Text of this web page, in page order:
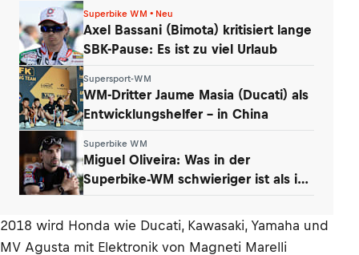
Superbike WM • Neu
Axel Bassani (Bimota) kritisiert lange
SBK-Pause: Es ist zu viel Urlaub
Supersport-WM
WM-Dritter Jaume Masia (Ducati) als
Entwicklungshelfer – in China
Superbike WM
Miguel Oliveira: Was in der
Superbike-WM schwieriger ist als in
2018 wird Honda wie Ducati, Kawasaki, Yamaha und
MV Agusta mit Elektronik von Magneti Marelli